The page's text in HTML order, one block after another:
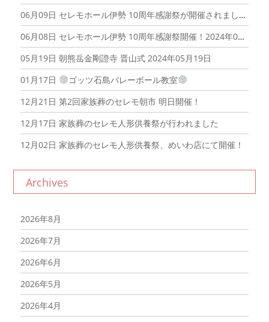
06月09日 セレモホール伊勢 10周年感謝祭が開催されました！2024年06月09日
06月08日 セレモホール伊勢 10周年感謝祭開催！2024年06月08日
05月19日 朝熊岳金剛證寺 晋山式 2024年05月19日
01月17日
ゴッツ石島バレーボール教室
12月21日 第2回家族葬のセレモ朝市 明日開催！
12月17日 家族葬のセレモ人形供養祭が行われました
12月02日 家族葬のセレモ人形供養祭、めいわ店にて開催！
Archives
2026年8月
2026年7月
2026年6月
2026年5月
2026年4月